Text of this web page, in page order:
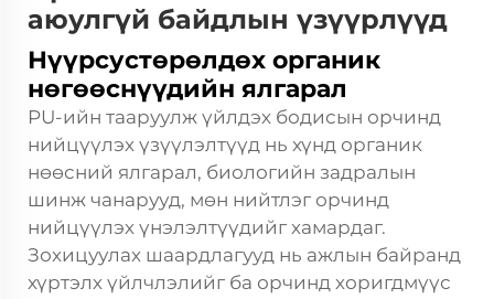
аюулгүй байдлын үзүүрлүүд
Нүүрсустөрөлдөх органик
нөгөөснүүдийн ялгарал
PU-ийн тааруулж үйлдэх бодисын орчинд
нийцүүлэх үзүүлэлтүүд нь хүнд органик
нөөсний ялгарал, биологийн задралын
шинж чанарууд, мөн нийтлэг орчинд
нийцүүлэх үнэлэлтүүдийг хамардаг.
Зохицуулах шаардлагууд нь ажлын байранд
хүртэлх үйлчлэлийг ба орчинд хоригдмүүс